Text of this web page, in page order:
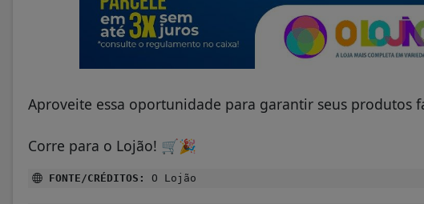
Aproveite essa oportunidade para garantir seus produtos
Corre para o Lojão! 🛒🎉
FONTE/CRÉDITOS: O Lojão